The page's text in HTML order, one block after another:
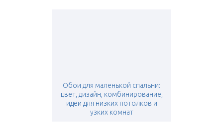
Обои для маленькой спальни:
цвет, дизайн, комбинирование,
идеи для низких потолков и
узких комнат